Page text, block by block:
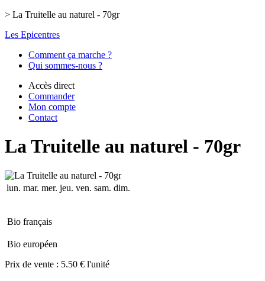
> La Truitelle au naturel - 70gr
Les Epicentres
Comment ça marche ?
Qui sommes-nous ?
Accès direct
Commander
Mon compte
Contact
La Truitelle au naturel - 70gr
lun. mar. mer. jeu. ven. sam. dim.
Bio français
Bio européen
Prix de vente : 5.50 € l'unité